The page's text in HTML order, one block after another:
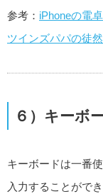
参考： iPhoneの電
ツインズパパの徒
６）キーボ
キーボードは一番
入力することがで